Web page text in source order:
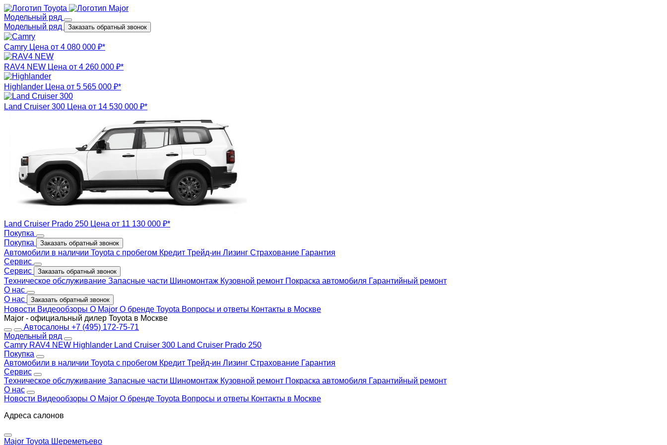
Модельный ряд
Модельный ряд
Заказать обратный звонок
Camry Цена от 4 080 000 ₽*
RAV4 NEW Цена от 4 260 000 ₽*
Highlander Цена от 5 565 000 ₽*
Land Cruiser 300 Цена от 14 530 000 ₽*
Land Cruiser Prado 250 Цена от 11 130 000 ₽*
Покупка
Покупка
Заказать обратный звонок
Автомобили в наличии Toyota с пробегом Кредит Трейд-ин Лизинг Страхование Гарантия
Сервис
Сервис
Заказать обратный звонок
Техническое обслуживание Запасные части Шиномонтаж Кузовной ремонт Покраска автомобиля Гарантийный ремонт
О нас
О нас
Заказать обратный звонок
Новости Видеообзоры О Major О бренде Toyota Вопросы и ответы Контакты в Москве
Major - официальный дилер Toyota в Москве
Автосалоны +7 (495) 172-75-71
Модельный ряд
Camry RAV4 NEW Highlander Land Cruiser 300 Land Cruiser Prado 250
Покупка
Автомобили в наличии Toyota с пробегом Кредит Трейд-ин Лизинг Страхование Гарантия
Сервис
Техническое обслуживание Запасные части Шиномонтаж Кузовной ремонт Покраска автомобиля Гарантийный ремонт
О нас
Новости Видеообзоры О Major О бренде Toyota Вопросы и ответы Контакты в Москве
Адреса салонов
Major Toyota Шереметьево